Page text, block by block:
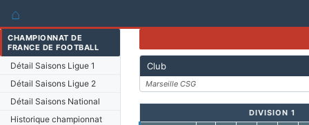
⌂
CHAMPIONNAT DE
FRANCE DE FOOTBALL
Détail Saisons Ligue 1
Détail Saisons Ligue 2
Détail Saisons National
Historique championnat
Club
Marseille CSG
DIVISION 1